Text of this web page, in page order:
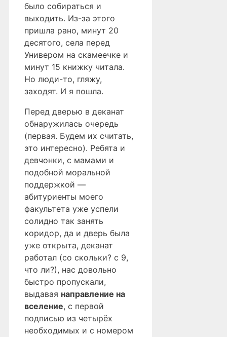
было собираться и
выходить. Из-за этого
пришла рано, минут 20
десятого, села перед
Универом на скамеечке и
минут 15 книжку читала.
Но люди-то, гляжу,
заходят. И я пошла.
Перед дверью в деканат
обнаружилась очередь
(первая. Будем их считать,
это интересно). Ребята и
девчонки, с мамами и
подобной моральной
поддержкой —
абитуриенты моего
факультета уже успели
солидно так занять
коридор, да и дверь была
уже открыта, деканат
работал (со скольки? с 9,
что ли?), нас довольно
быстро пропускали,
выдавая направление на
вселение, с первой
подписью из четырёх
необходимых и с номером